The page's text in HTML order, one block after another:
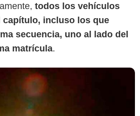
todos los vehículos
capítulo, incluso los que
secuencia, uno al lado del
matrícula.